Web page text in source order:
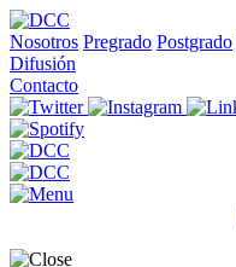
Nosotros Pregrado Postgrado
Difusión
Contacto